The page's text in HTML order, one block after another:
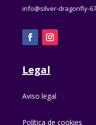
info@silver-dragonfly-
Legal
Aviso legal
Política de cookies